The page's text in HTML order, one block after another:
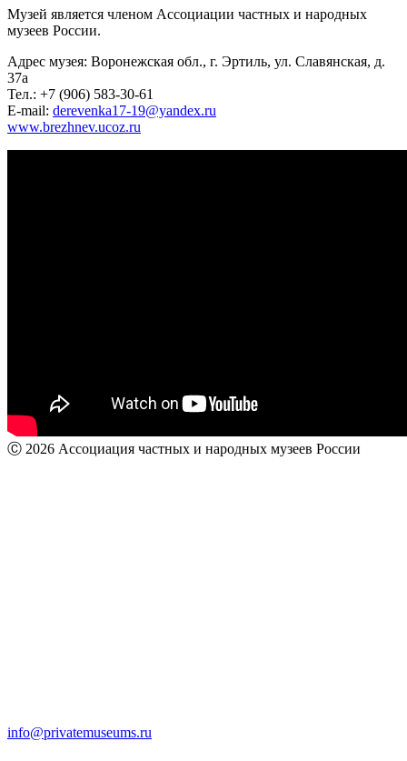
Музей является членом Ассоциации частных и народных
музеев России.
Адрес музея: Воронежская обл., г. Эртиль, ул. Славянская, д.
37а
Тел.: +7 (906) 583-30-61
E-mail: derevenka17-19@yandex.ru
www.brezhnev.ucoz.ru
Ⓒ 2026 Ассоциация частных и народных музеев России
info@privatemuseums.ru